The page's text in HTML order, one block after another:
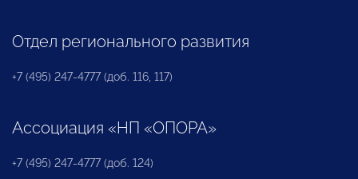
Отдел регионального развития
+7 (495) 247-4777 (доб. 116, 117)
Ассоциация «НП «ОПОРА»
+7 (495) 247-4777 (доб. 124)